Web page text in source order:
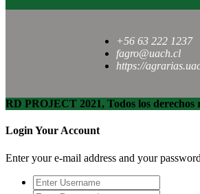
+56 63 222 1237
fagro@uach.cl
https://
RD PROJECT 2021, Todos los derechos
Login Your Account
Enter your e-mail address and your